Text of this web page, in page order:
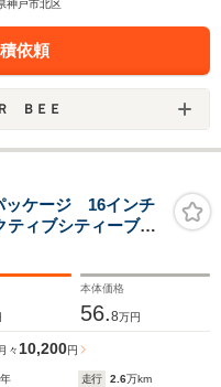
神戸市北区
依頼
ＢＥＥ
ッケージ 16インチ
ィブシティーブレ
ーズコントロー
本体価格
56.8万円
月々 10,200円
年 走行 2.6万km